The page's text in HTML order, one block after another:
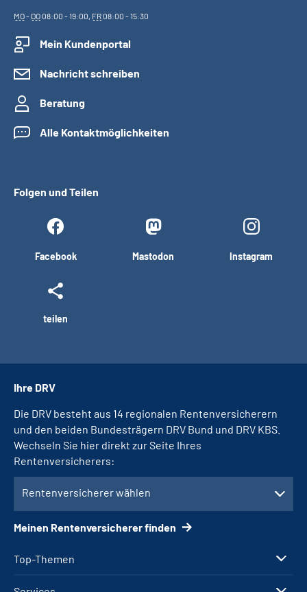
MO- DO08:00 - 19:00, FR08:00 - 15:30
Mein Kundenportal
Nachricht schreiben
Beratung
Alle Kontaktmöglichkeiten
Folgen und Teilen
Facebook Mastodon Instagram
teilen
Top-Themen
Ihre DRV
Die DRV besteht aus 14 regionalen Rentenversicherern
und den beiden Bundesträgern DRV Bund und DRV KBS.
Wechseln Sie hier direkt zur Seite Ihres
Rentenversicherers:
Rentenversicherer wählen
Meinen Rentenversicherer finden